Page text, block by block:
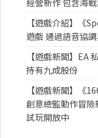
【遊戲介紹】《
遊戲 通過語音協
【遊戲新聞】EA
持有九成股份
【遊戲新聞】《
創意總監動作冒
試玩開放中